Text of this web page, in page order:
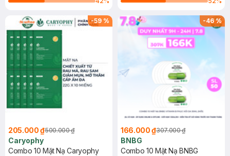
-59 %
205.000 ₫500.000 ₫
Caryophy
Combo 10 Mặt Nạ Caryophy
-46%
166.000 ₫307.000 ₫
BNBG
Combo 10 Mặt Nạ BNBG